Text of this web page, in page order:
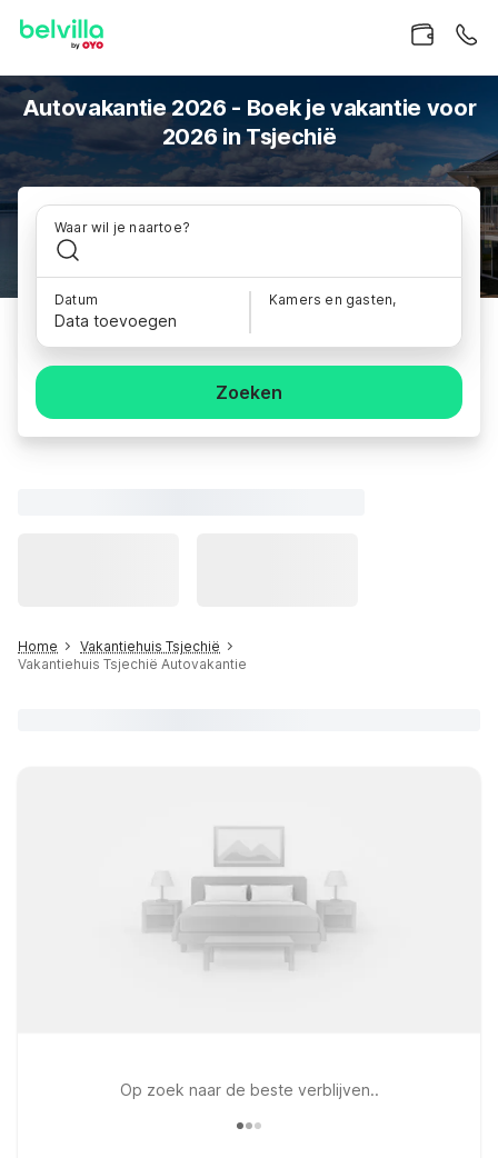
Autovakantie 2026 - Boek je vakantie voor
2026 in Tsjechië
Waar wil je naartoe?
Datum
Data toevoegen
Kamers en gasten,
Zoeken
Home
Vakantiehuis Tsjechië
Vakantiehuis Tsjechië Autovakantie
Op zoek naar de beste verblijven..